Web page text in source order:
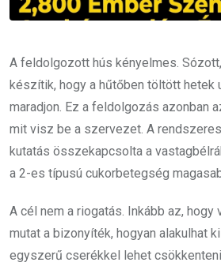
A feldolgozott hús kényelmes.
készítik, hogy a hűtőben töltött hetek
maradjon. Ez a feldolgozás azonban
mit visz be a szervezet. A
kutatás összekapcsolta a
a 2-es típusú cukorbetegség
A cél nem a riogatás. Inkább az, hogy
mutat a bizonyíték, hogyan alakulhat
egyszerű cserékkel lehet